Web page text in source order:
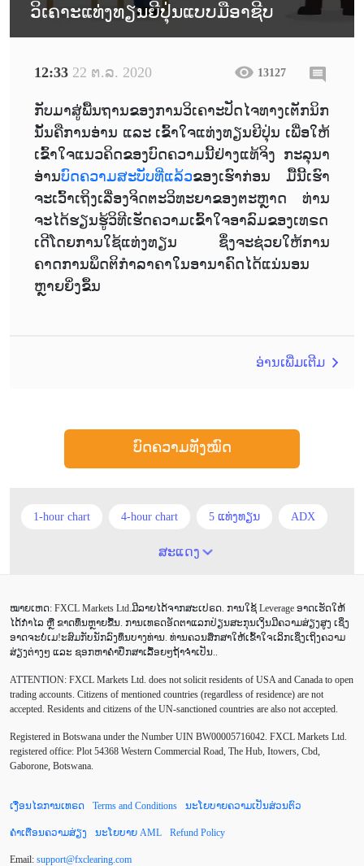
ວິເຄາະແທ່ງທຽນຍີປຸ່ນແບບມືອາຊີບ
12:33 22 ຕ.ລ. 2020 13127
ກັບມາສູ່ພື້ນຖານຂອງການວິເຄາະປັດໄຈທາງເຕັກນິກ
ນັ້ນຄືການອ່ານ ແລະ ເຂົ້າໃຈແທ່ງທຽນຍີປຸ່ນ ເພື່ອໃຫ້
ເຂົ້າໃຈແນວຄິດຂອງບົດຄວາມນີ້ຢ່າງແທ້ຈິງ ກະລຸນາ
ອ່ານບົດຄວາມສະບັບທີ່ແລ້ວຂອງເຮົາກ່ອນ ມື້ນີ້ເຮົາ
ຈະເວົ້າເຖິງເລື່ອງຈິດຕະວິທະຍາຂອງຕະຫຼາດ ທ່ານ
ຈະໄດ້ຮຽນຮູ້ວິທີເຮັດຄວາມເຂົ້າໃຈອາລົມຂອງເທຣດ
ເດີໂດຍການໃຊ້ແທ່ງທຽນ ຊຶ່ງຈະຊ່ວຍໃຫ້ການ
ຄາດການພຶດຕິກຳລາຄາໃນອານາຄົດໄດ້ແນ່ນອນ
ຫຼາຍຍິ່ງຂຶ້ນ
ອ່ານເພີ່ມເຕີມ
ບົດຄວາມທັງໝົດ
1-hour chart 4-hour chart 5 ແທ່ງທຽນ ADX
Alexander Elder
Buy Stop CAD CHF COVID-19 CPI
Canadian dollar Charles Dow
Chinese Yuan Correlation Matrix D1 DailyFX
Default mode network Doji EA EA ເຊີງລຸກ
ECB ECN EMA EUR EUR/AUD
ສະແດງ
ໝາຍເຫດ: FXCL Markets Ltd.ມີລາຍໄດ້ຈາກສະເປຣດ. ການໃຊ້ Leverage ອາດເຮັດໃຫ້
ໄດ້ກຳໄລ ຫຼື ຂາດທຶນຫຼາຍຂື້ນ. ການເທຣດອັດຕາແລກປ່ຽນສະກຸນເງິນມີຄວາມສ່ຽງສູງ ເຊິ່ງ
ອາດຈະບໍ່ເມ!ະສົມກັບນັກລົງທຶນບາງທ່ານ. ທ່ານຄວນສຶກສາໃຫ້ເຂົ້າໃຈເລິກເຊິ່ງເຖິງຄວາມ
ສ່ຽງຕ່າງໆ ແລະ ຊອກຫາຄຳປຶກສາເລື້ອຍໆຖ້າຈຳເປັນ..
ATTENTION: FXCL Markets Ltd. does not solicit residents of USA and Canada to open
trading accounts. Citizens of mentioned countries (regardless of residence) are not
accepted. Residents and citizens of the UN-sanctioned countries are also not accepted.
Registered in Botswana under the Number UIN BW00005716042. FXCL Markets Ltd.
registered office: Plot 54368 Western Commercial Road, The Hub, Itowers, Cbd,
Gaborone, Botswana.
ເງື່ອນໄຂການເທຣດ Terms and Conditions ນະໂຍບາຍຄວາມເປັນສ່ວນຕົວ
ຄຳເຕືອນຄວາມສ່ຽງ ນະໂຍບາຍ AML Refund Policy
Email: support@fxclearing com